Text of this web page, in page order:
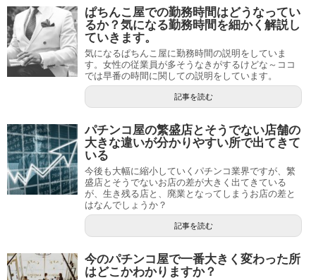
ぱちんこ屋での勤務時間はどうなってい
るか？気になる勤務時間を細かく解説し
ていきます。
気になるぱちんこ屋に勤務時間の説明をしていま
す。女性の従業員が多そうなきがするけどな～ココ
では早番の時間に関しての説明をしています。
記事を読む
パチンコ屋の繁盛店とそうでない店舗の
大きな違いが分かりやすい所で出てきて
いる
今後も大幅に縮小していくパチンコ業界ですが、繁
盛店とそうでないお店の差が大きく出てきている
が、生き残る店と、廃業となってしまうお店の差と
はなんでしょうか？
記事を読む
今のパチンコ屋で一番大きく変わった所
はどこかわかりますか？